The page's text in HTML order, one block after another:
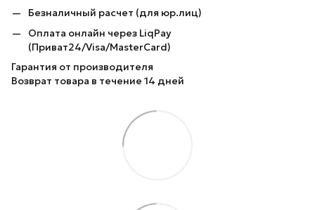
Безналичный расчет (для юр.лиц)
Оплата онлайн через LiqPay
(Приват24/Visa/MasterCard)
Гарантия от производителя
Возврат товара в течение 14 дней